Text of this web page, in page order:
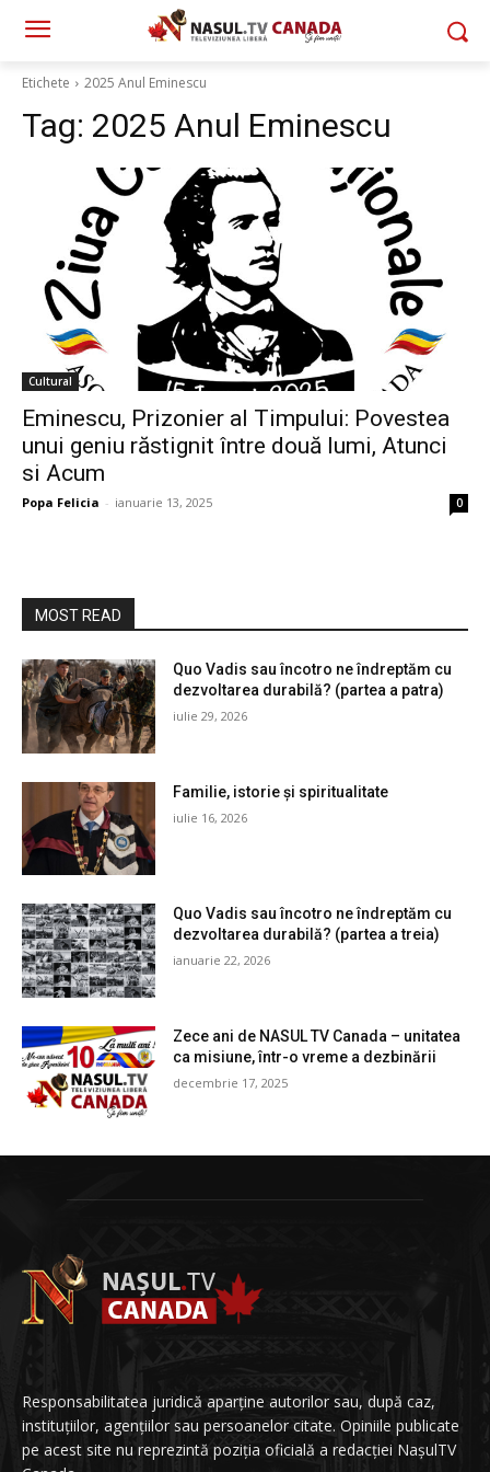
Etichete 2025 Anul Eminescu
Tag: 2025 Anul Eminescu
Cultural
Eminescu, Prizonier al Timpului: Povestea
unui geniu răstignit între două lumi, Atunci
si Acum
Popa Felicia - ianuarie 13, 2025 0
MOST READ
Quo Vadis sau încotro ne îndreptăm cu
dezvoltarea durabilă? (partea a patra)
iulie 29, 2026
Familie, istorie și spiritualitate
iulie 16, 2026
Quo Vadis sau încotro ne îndreptăm cu
dezvoltarea durabilă? (partea a treia)
ianuarie 22, 2026
Zece ani de NASUL TV Canada – unitatea
ca misiune, într-o vreme a dezbinării
decembrie 17, 2025
Responsabilitatea juridică aparține autorilor sau, după caz,
instituțiilor, agențiilor sau persoanelor citate. Opiniile publicate
pe acest site nu reprezintă poziția oficială a redacției NașulTV